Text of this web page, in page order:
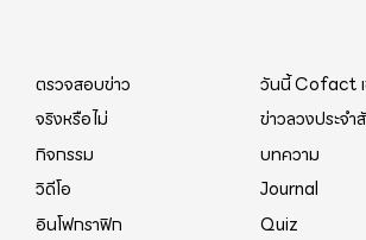
ตรวจสอบข่าว
วันนี้ Cofact เ
จริงหรือไม่
ข่าวลวงประจำ
กิจกรรม
บทความ
วิดีโอ
Journal
อินโฟกราฟิก
Quiz